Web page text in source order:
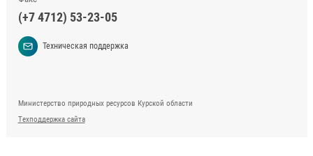
(+7 4712) 53-23-05
Техническая поддержка
Министерство природных ресурсов Курской области
Техподдержка сайта